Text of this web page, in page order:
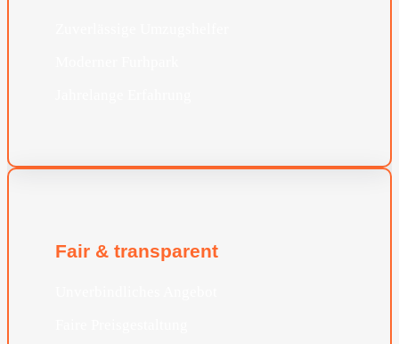
Fair & transparent